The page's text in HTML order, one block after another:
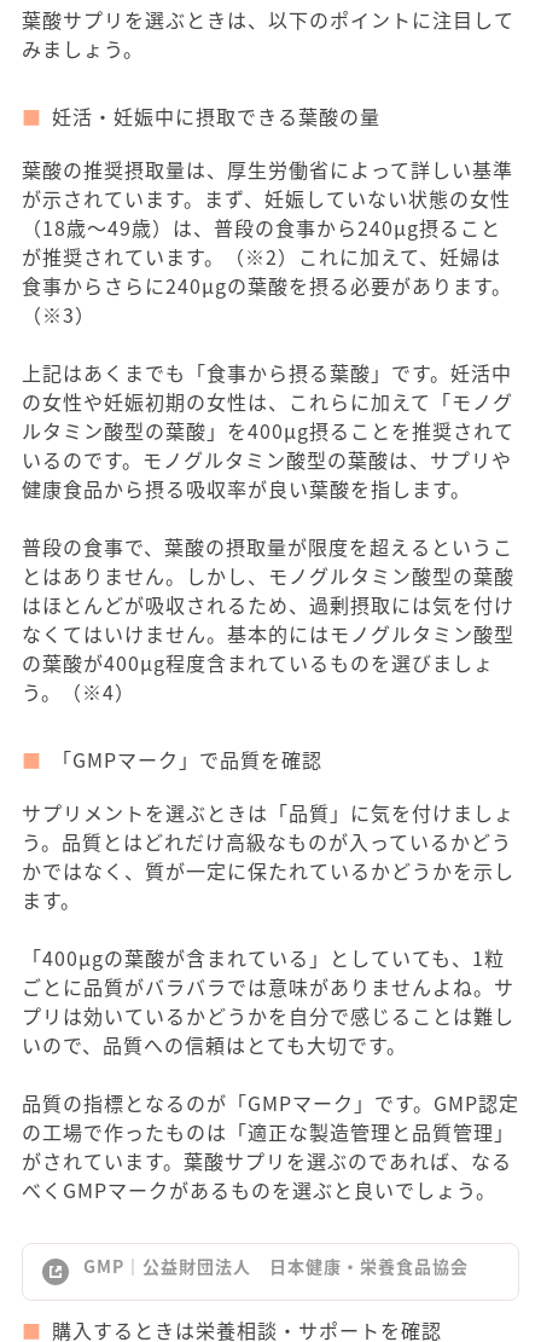
葉酸サプリを選ぶときは、以下のポイントに注目して
みましょう。
妊活・妊娠中に摂取できる葉酸の量
葉酸の推奨摂取量は、厚生労働省によって詳しい基準
が示されています。まず、妊娠していない状態の女性
（18歳〜49歳）は、普段の食事から240μg摂ること
が推奨されています。（※2）これに加えて、妊婦は
食事からさらに240μgの葉酸を摂る必要があります。
（※3）
上記はあくまでも「食事から摂る葉酸」です。妊活中
の女性や妊娠初期の女性は、これらに加えて「モノグ
ルタミン酸型の葉酸」を400μg摂ることを推奨されて
いるのです。モノグルタミン酸型の葉酸は、サプリや
健康食品から摂る吸収率が良い葉酸を指します。
普段の食事で、葉酸の摂取量が限度を超えるというこ
とはありません。しかし、モノグルタミン酸型の葉酸
はほとんどが吸収されるため、過剰摂取には気を付け
なくてはいけません。基本的にはモノグルタミン酸型
の葉酸が400μg程度含まれているものを選びましょ
う。（※4）
「GMPマーク」で品質を確認
サプリメントを選ぶときは「品質」に気を付けましょ
う。品質とはどれだけ高級なものが入っているかどう
かではなく、質が一定に保たれているかどうかを示し
ます。
「400μgの葉酸が含まれている」としていても、1粒
ごとに品質がバラバラでは意味がありませんよね。サ
プリは効いているかどうかを自分で感じることは難し
いので、品質への信頼はとても大切です。
品質の指標となるのが「GMPマーク」です。GMP認定
の工場で作ったものは「適正な製造管理と品質管理」
がされています。葉酸サプリを選ぶのであれば、なる
べくGMPマークがあるものを選ぶと良いでしょう。
GMP｜公益財団法人 日本健康・栄養食品協会
購入するときは栄養相談・サポートを確認